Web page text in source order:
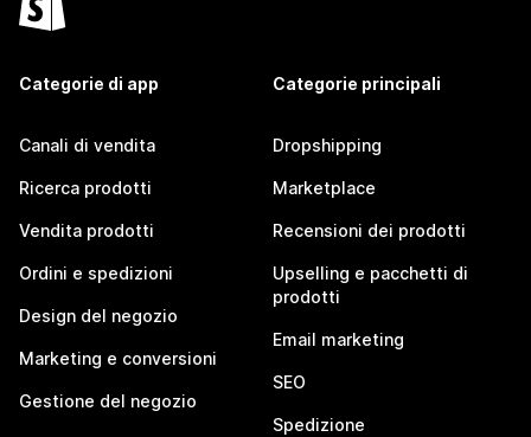
Categorie di app
Canali di vendita
Ricerca prodotti
Vendita prodotti
Ordini e spedizioni
Design del negozio
Marketing e conversioni
Gestione del negozio
Categorie principali
Dropshipping
Marketplace
Recensioni dei prodotti
Upselling e pacchetti di
prodotti
Email marketing
SEO
Spedizione